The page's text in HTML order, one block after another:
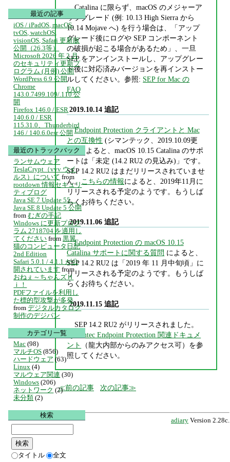
Catalina に限らず、macOS のメジャーア
ップグレード (例: 10.13 High Sierra から
10.14 Mojave へ) を行う場合は、「アップ
グレード後にログや SEP コンポーネント
の破損が起こる場合があるため」、一旦
SEP をアンインストールし、アップグレー
ド後に対応済みバージョンを再インストー
ルしてください。参照: SEP for Mac の
FAQ
2019.10.14 追記
Endpoint Protection クライアントと Mac
との互換性 (シマンテック、2019.10.09更
新) によると、macOS 10.15 Catalina のサポ
ートは「未定 (14.2 RU2 の見込み)」です。
SEP 14.2 RU2 はまだリリースされていませ
ん。 こちらの情報によると、2019年11月に
リリースされる予定のようです。もうしば
らくお待ちください。
2019.11.06 追記
Endpoint Protection の macOS 10.15
Catalina サポートに関する質問 によると、
SEP 14.2 RU2 は「2019 年 11 月中旬頃」に
リリースされる予定のようです。もうしば
らくお待ちください。
2019.11.15 追記
SEP 14.2 RU2 がリリースされました。
Symantec Endpoint Protection 関連ドキュメ
ント
（龍大内部からのみアクセス可）を参
照してください。
前の記事 次の記事
adiary Version 2.28c.
最近の記事
iOS / iPadOS, macOS,
tvOS, watchOS,
visionOS, Safari 更新版
公開（26.3等）
Microsoft 2026 年 2 月
のセキュリティ更新プ
ログラム (月例) 公開
WordPress 6.9 公開
Chrome
143.0.7499.109/.110 公
開
Firefox 146.0 / ESR
140.6.0 / ESR
115.31.0、Thunderbird
146 / 140.6.0esr 公開
最近のトラックバック
ランサムウェア
TeslaCrypt（vvv ウイ
ルス）について from
rootdown 情報セキュリ
ティブログ
Java SE 7 Update 55、
Java SE 8 Update 5 公開
from むぎの手記
Windows に更新プログ
ラム 2718704 を適用し
てください from 黒翼
猫のコンピュータ日記
2nd Edition
Safari 5.0.1 / 4.1.1 が公
開されています from
おねぇ～ちゃんズＨ
ｉ！
PDFファイルを利用し
た標的型攻撃が多発
from デジタルカタログ
制作のデジパン
カテゴリ一覧
Mac (98)
マルチOS (856)
ハードウェア (63)
Linux (4)
マルウェア関連 (30)
Windows (206)
ネットワーク (2)
未分類 (2)
検索
タイトル 全文